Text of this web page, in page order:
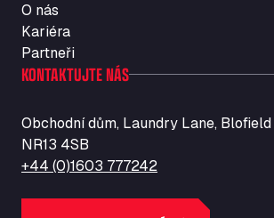
M6 J40, Penrith Industrial Estate,
Backline Logistics Limited
Hill Barton Business park, EX5 1DR
Ballestas Flores
Ballinluig Services
Ballinluig, PH9 0LG
Bapaume Truck House A1
ZI de la Vallée du Bois EST, 62450
O nás
Kariéra
Partneři
KONTAKTUJTE NÁS
Obchodní dům, Laundry Lane,
NR13 4SB
+44 (0)1603 777242